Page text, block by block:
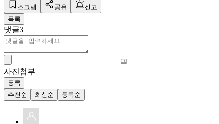
스크랩 공유
신고
목록
댓글3
사진첨부
등록
추천순
최신순 등록순